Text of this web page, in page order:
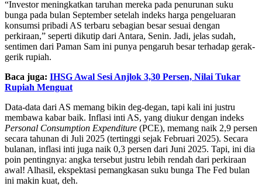
“Investor meningkatkan taruhan mereka pada penurunan suku
bunga pada bulan September setelah indeks harga pengeluaran
konsumsi pribadi AS terbaru sebagian besar sesuai dengan
perkiraan,” seperti dikutip dari Antara, Senin. Jadi, jelas sudah,
sentimen dari Paman Sam ini punya pengaruh besar terhadap gerak-
gerik rupiah.
Baca juga: IHSG Awal Sesi Anjlok 3,30 Persen, Nilai Tukar
Rupiah Menguat
Data-data dari AS memang bikin deg-degan, tapi kali ini justru
membawa kabar baik. Inflasi inti AS, yang diukur dengan indeks
Personal Consumption Expenditure (PCE), memang naik 2,9 persen
secara tahunan di Juli 2025 (tertinggi sejak Februari 2025). Secara
bulanan, inflasi inti juga naik 0,3 persen dari Juni 2025. Tapi, ini dia
poin pentingnya: angka tersebut justru lebih rendah dari perkiraan
awal! Alhasil, ekspektasi pemangkasan suku bunga The Fed bulan
ini makin kuat, deh.